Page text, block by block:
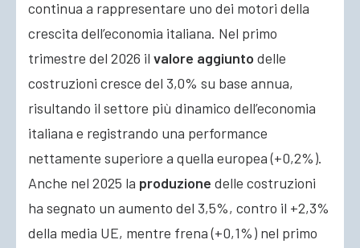
continua a rappresentare uno dei motori della
crescita dell’economia italiana. Nel primo
trimestre del 2026 il valore aggiunto delle
costruzioni cresce del 3,0% su base annua,
risultando il settore più dinamico dell’economia
italiana e registrando una performance
nettamente superiore a quella europea (+0,2%).
Anche nel 2025 la produzione delle costruzioni
ha segnato un aumento del 3,5%, contro il +2,3%
della media UE, mentre frena (+0,1%) nel primo